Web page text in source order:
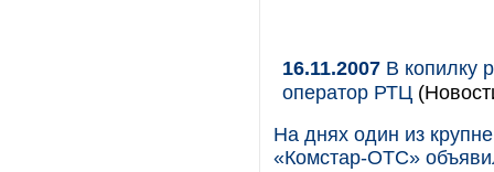
16.11.2007 В копилку
оператор РТЦ
На днях один из
«Комстар-ОТС»